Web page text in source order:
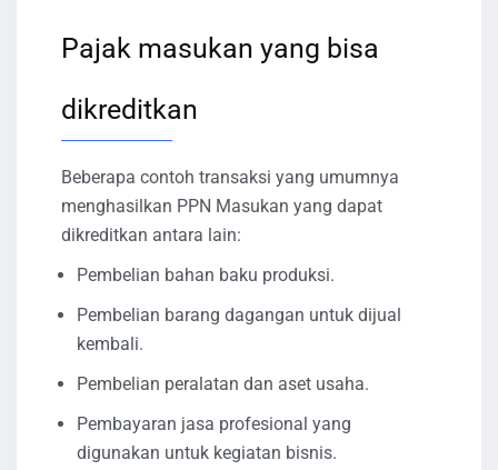
Pajak masukan yang bisa
dikreditkan
Beberapa contoh transaksi yang umumnya
menghasilkan PPN Masukan yang dapat
dikreditkan antara lain:
Pembelian bahan baku produksi.
Pembelian barang dagangan untuk dijual
kembali.
Pembelian peralatan dan aset usaha.
Pembayaran jasa profesional yang
digunakan untuk kegiatan bisnis.